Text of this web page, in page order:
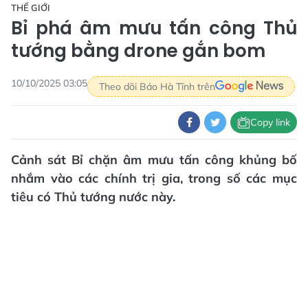
THẾ GIỚI
Bỉ phá âm mưu tấn công Thủ
tướng bằng drone gắn bom
10/10/2025 03:05 Theo dõi Báo Hà Tĩnh trên
Copy link
Cảnh sát Bỉ chặn âm mưu tấn công khủng bố
nhắm vào các chính trị gia, trong số các mục
tiêu có Thủ tướng nước này.